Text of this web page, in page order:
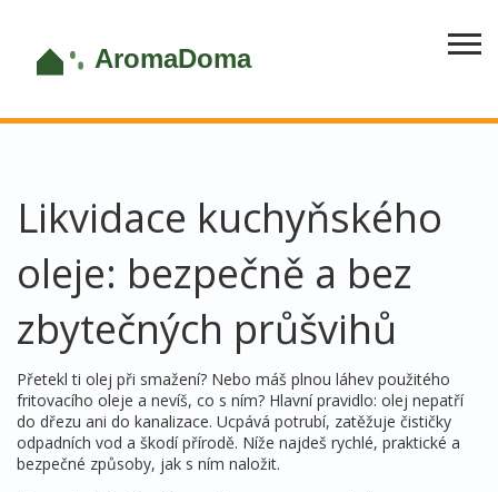
Likvidace kuchyňského
oleje: bezpečně a bez
zbytečných průšvihů
Přetekl ti olej při smažení? Nebo máš plnou láhev použitého
fritovacího oleje a nevíš, co s ním? Hlavní pravidlo: olej nepatří
do dřezu ani do kanalizace. Ucpává potrubí, zatěžuje čističky
odpadních vod a škodí přírodě. Níže najdeš rychlé, praktické a
bezpečné způsoby, jak s ním naložit.